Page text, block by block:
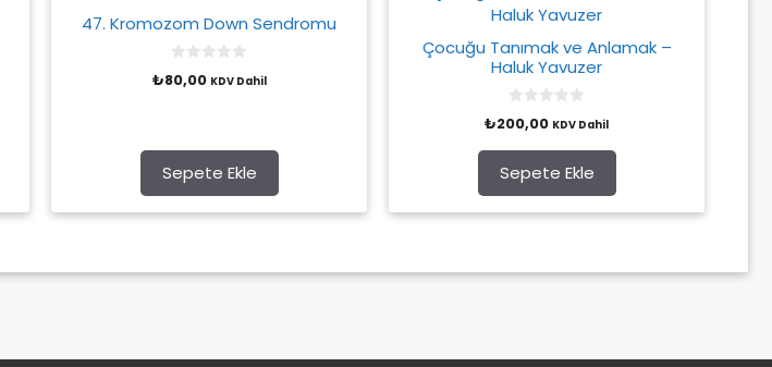
47. Kromozom Down Sendromu
0
o
5
₺80,00 KDV Dahil
Sepete Ekle
Çocuğu Tanımak ve Anlamak –
Haluk Yavuzer
0
o
t
o
f
5
₺200,00 KDV Dahil
Sepete Ekle